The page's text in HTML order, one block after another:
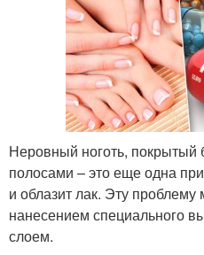
Неровный ноготь, покрытый
полосами – это еще одна
и облазит лак. Эту
нанесением специального
слоем.